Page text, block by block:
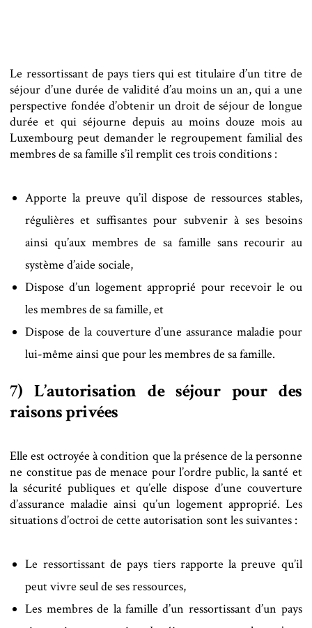
Le ressortissant de pays tiers qui est titulaire d’un titre de
séjour d’une durée de validité d’au moins un an, qui a une
perspective fondée d’obtenir un droit de séjour de longue
durée et qui séjourne depuis au moins douze mois au
Luxembourg peut demander le regroupement familial des
membres de sa famille s’il remplit ces trois conditions :
Apporte la preuve qu’il dispose de ressources stables,
régulières et suffisantes pour subvenir à ses besoins
ainsi qu’aux membres de sa famille sans recourir au
système d’aide sociale,
Dispose d’un logement approprié pour recevoir le ou
les membres de sa famille, et
Dispose de la couverture d’une assurance maladie pour
lui-même ainsi que pour les membres de sa famille.
7) L’autorisation de séjour pour des
raisons privées
Elle est octroyée à condition que la présence de la personne
ne constitue pas de menace pour l’ordre public, la santé et
la sécurité publiques et qu’elle dispose d’une couverture
d’assurance maladie ainsi qu’un logement approprié. Les
situations d’octroi de cette autorisation sont les suivantes :
Le ressortissant de pays tiers rapporte la preuve qu’il
peut vivre seul de ses ressources,
Les membres de la famille d’un ressortissant d’un pays